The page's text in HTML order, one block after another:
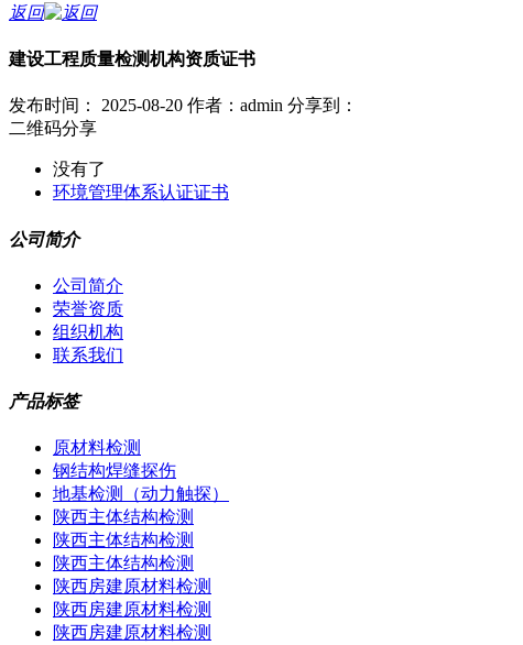
返回
建设工程质量检测机构资质证书
发布时间： 2025-08-20 作者：admin 分享到：
二维码分享
没有了
环境管理体系认证证书
公司简介
公司简介
荣誉资质
组织机构
联系我们
产品标签
原材料检测
钢结构焊缝探伤
地基检测（动力触探）
陕西主体结构检测
陕西主体结构检测
陕西主体结构检测
陕西房建原材料检测
陕西房建原材料检测
陕西房建原材料检测